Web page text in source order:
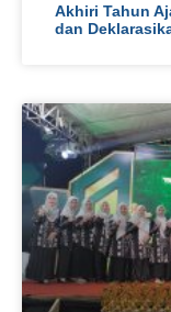
Akhiri Tahun
dan